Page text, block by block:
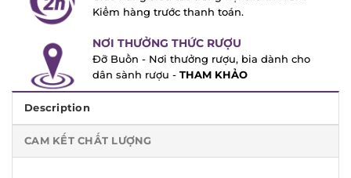
Kiểm hàng trước thanh toán.
NƠI THƯỞNG THỨC RƯỢU
Đỡ Buồn - Nơi thưởng rượu, bia dành cho
dân sành rượu -
THAM KHẢO
Description
CAM KẾT CHẤT LƯỢNG